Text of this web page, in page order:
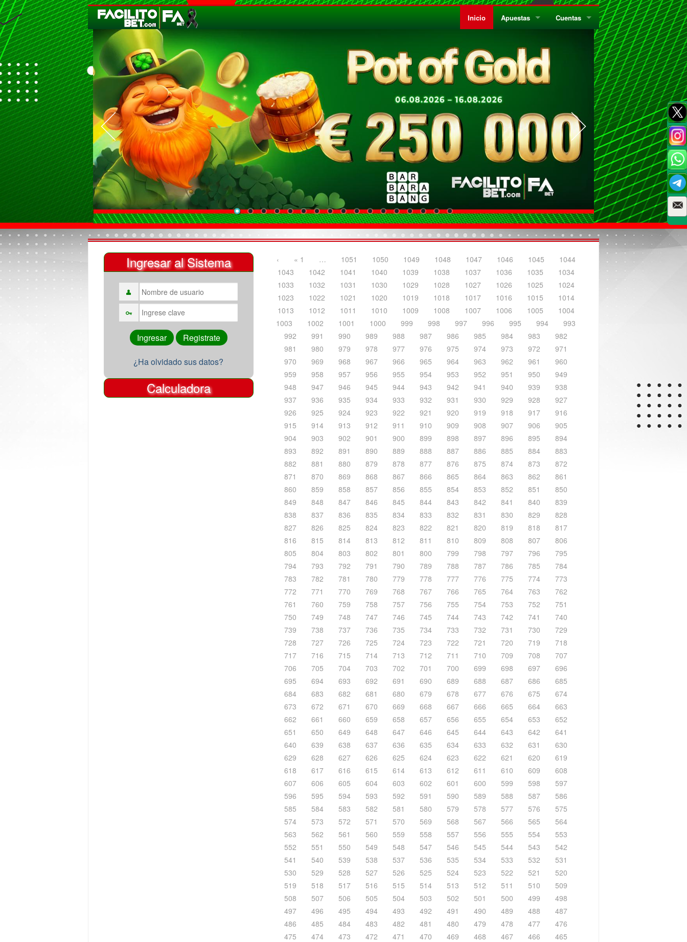
Inicio Apuestas
¿Qué es el Sistema Parley?
Privacidad
Como Jugar Bingo
Cuentas
Preguntas Frecuentes
Reglas Generales
Ingresar al Sistema
¿Ha olvidado sus datos?
Calculadora
‹ « 1 … 1051 1050 1049 1048 1047 1046 1045
1044
1043
1042 1041 1040 1039 1038 1037 1036 1035
1034
1033
1032 1031 1030 1029 1028 1027 1026 1025
1024
1023
1022 1021 1020 1019 1018 1017 1016 1015
1014
1013
1012 1011 1010 1009 1008 1007 1006 1005
1004
1003
1002 1001 1000 999 998 997 996 995 994
993
992
991 990 989 988 987 986 985 984 983
982
981
980 979 978 977 976 975 974 973 972
971
970
969 968 967 966 965 964 963 962 961
960
959
958 957 956 955 954 953 952 951 950
949
948
947 946 945 944 943 942 941 940 939
938
937
936 935 934 933 932 931 930 929 928
927
926
925 924 923 922 921 920 919 918 917
916
915
914 913 912 911 910 909 908 907 906
905
904
903 902 901 900 899 898 897 896 895
894
893
892 891 890 889 888 887 886 885 884
883
882
881 880 879 878 877 876 875 874 873
872
871
870 869 868 867 866 865 864 863 862
861
860
859 858 857 856 855 854 853 852 851
850
849
848 847 846 845 844 843 842 841 840
839
838
837 836 835 834 833 832 831 830 829
828
827
826 825 824 823 822 821 820 819 818
817
816
815 814 813 812 811 810 809 808 807
806
805
804 803 802 801 800 799 798 797 796
795
794
793 792 791 790 789 788 787 786 785
784
783
782 781 780 779 778 777 776 775 774
773
772
771 770 769 768 767 766 765 764 763
762
761
760 759 758 757 756 755 754 753 752
751
750
749 748 747 746 745 744 743 742 741
740
739
738 737 736 735 734 733 732 731 730
729
728
727 726 725 724 723 722 721 720 719
718
717
716 715 714 713 712 711 710 709 708
707
706
705 704 703 702 701 700 699 698 697
696
695
694 693 692 691 690 689 688 687 686
685
684
683 682 681 680 679 678 677 676 675
674
673
672 671 670 669 668 667 666 665 664
663
662
661 660 659 658 657 656 655 654 653
652
651
650 649 648 647 646 645 644 643 642
641
640
639 638 637 636 635 634 633 632 631
630
629
628 627 626 625 624 623 622 621 620
619
618
617 616 615 614 613 612 611 610 609
608
607
606 605 604 603 602 601 600 599 598
597
596
595 594 593 592 591 590 589 588 587
586
585
584 583 582 581 580 579 578 577 576
575
574
573 572 571 570 569 568 567 566 565
564
563
562 561 560 559 558 557 556 555 554
553
552
551 550 549 548 547 546 545 544 543
542
541
540 539 538 537 536 535 534 533 532
531
530
529 528 527 526 525 524 523 522 521
520
519
518 517 516 515 514 513 512 511 510
509
508
507 506 505 504 503 502 501 500 499
498
497
496 495 494 493 492 491 490 489 488
487
486
485 484 483 482 481 480 479 478 477
476
475
474 473 472 471 470 469 468 467 466
465